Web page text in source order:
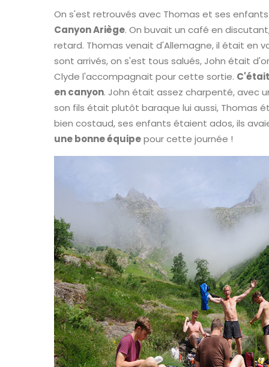
On s'est retrouvés avec Thomas et ses
Canyon Ariège. On buvait un café en
retard. Thomas venait d'Allemagne, il était en
sont arrivés, on s'est tous salués, John était
Clyde l'accompagnait pour cette sortie.
en canyon. John était assez charpenté, avec
son fils était plutôt baraque lui aussi, Thomas
bien costaud, ses enfants étaient ados, ils
une bonne équipepour cette journée !